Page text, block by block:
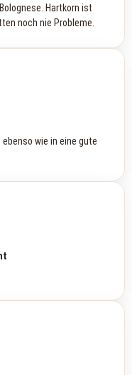
Hartkorn ist
noch nie Probleme.
wie in eine gute